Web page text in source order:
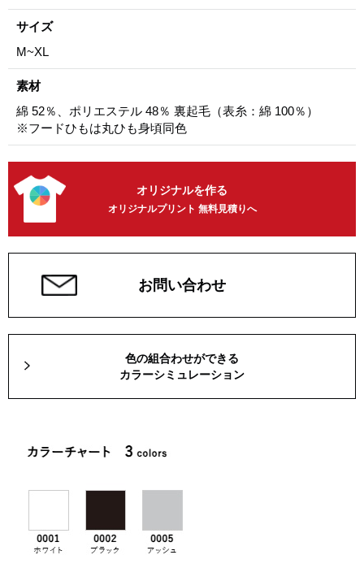
サイズ
M~XL
素材
綿 52％、ポリエステル 48％ 裏起毛（表糸：綿 100％）
※フードひもは丸ひも身頃同色
オリジナルを作る
オリジナルプリント 無料見積りへ
お問い合わせ
色の組合わせができる
カラーシミュレーション